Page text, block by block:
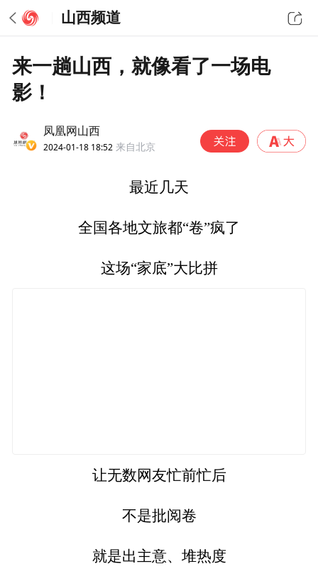
山西频道
来一趟山西，就像看了一场电
影！
凤凰网山西
2024-01-18 18:52 来自北京
最近几天
全国各地文旅都“卷”疯了
这场“家底”大比拼
让无数网友忙前忙后
不是批阅卷
就是出主意、堆热度